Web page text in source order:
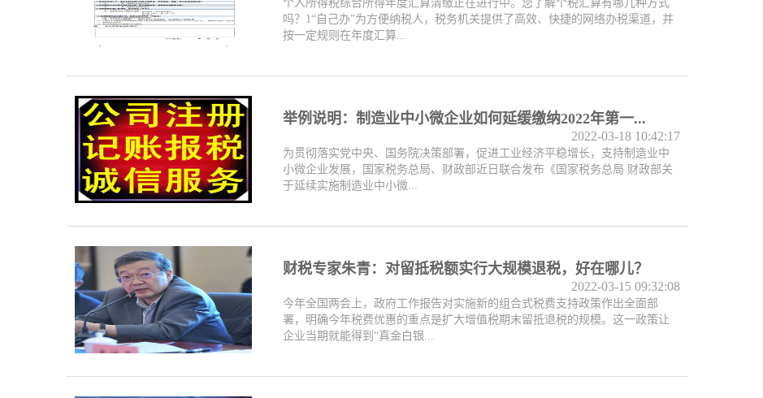
个人所得税综合所得年度汇算清缴正在进行中。您了解个税汇算有哪几种方式
吗？1“自己办”为方便纳税人，税务机关提供了高效、快捷的网络办税渠道，并
按一定规则在年度汇算...
举例说明：制造业中小微企业如何延缓缴纳2022年第一...
2022-03-18 10:42:17
为贯彻落实党中央、国务院决策部署，促进工业经济平稳增长，支持制造业中
小微企业发展，国家税务总局、财政部近日联合发布《国家税务总局 财政部关
于延续实施制造业中小微...
财税专家朱青：对留抵税额实行大规模退税，好在哪儿？
2022-03-15 09:32:08
今年全国两会上，政府工作报告对实施新的组合式税费支持政策作出全面部
署，明确今年税费优惠的重点是扩大增值税期末留抵退税的规模。这一政策让
企业当期就能得到“真金白银...